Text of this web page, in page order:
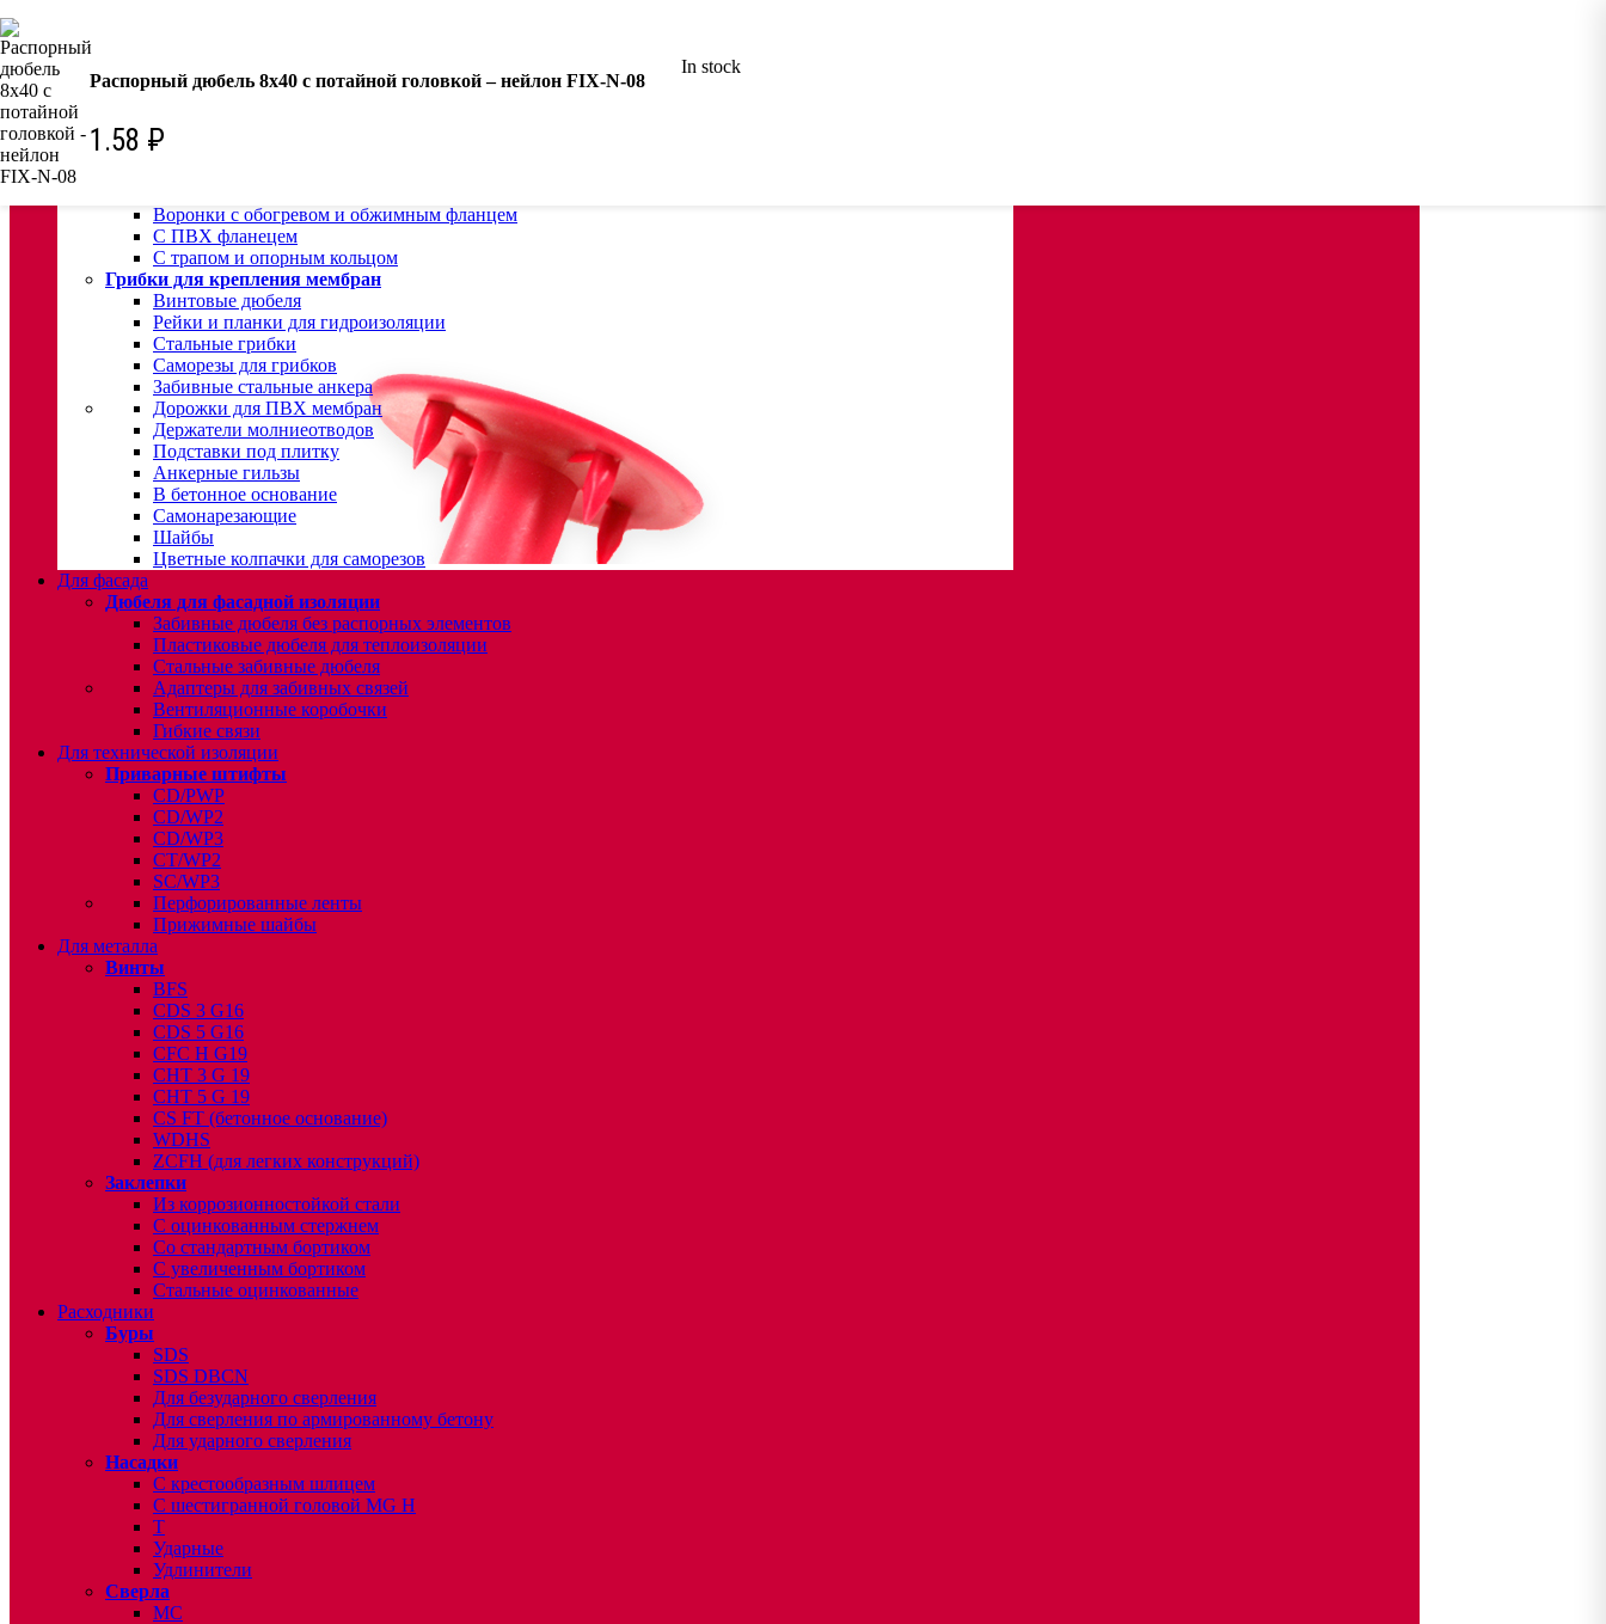
КРЕПЕЖ:
Водосточные воронки
Ремонтные кровельные воронки
Кровельные воронки с листвоуловителем
Воронки с обогревом и обжимным фланцем
С ПВХ фланецем
С трапом и опорным кольцом
Грибки для крепления мембран
Винтовые дюбеля
Рейки и планки для гидроизоляции
Стальные грибки
Саморезы для грибков
Забивные стальные анкера
Дорожки для ПВХ мембран
Держатели молниеотводов
Подставки под плитку
Анкерные гильзы
В бетонное основание
Самонарезающие
Шайбы
Цветные колпачки для саморезов
Для фасада
Дюбеля для фасадной изоляции
Забивные дюбеля без распорных элементов
Пластиковые дюбеля для теплоизоляции
Стальные забивные дюбеля
Адаптеры для забивных связей
Вентиляционные коробочки
Гибкие связи
Для технической изоляции
Приварные штифты
CD/PWP
CD/WP2
CD/WP3
CT/WP2
SC/WP3
Перфорированные ленты
Прижимные шайбы
Для металла
Винты
BFS
CDS 3 G16
CDS 5 G16
CFC H G19
CHT 3 G 19
CHT 5 G 19
CS FT (бетонное основание)
WDHS
ZCFH (для легких конструкций)
Заклепки
Из коррозионностойкой стали
С оцинкованным стержнем
Со стандартным бортиком
С увеличенным бортиком
Стальные оцинкованные
Расходники
Буры
SDS
SDS DBCN
Для безударного сверления
Для сверления по армированному бетону
Для ударного сверления
Насадки
С крестообразным шлицем
С шестигранной головой MG H
T
Ударные
Удлинители
Сверла
МС
Распорный дюбель 8х40 с потайной головкой – нейлон FIX-N-08
1.58 ₽
In stock